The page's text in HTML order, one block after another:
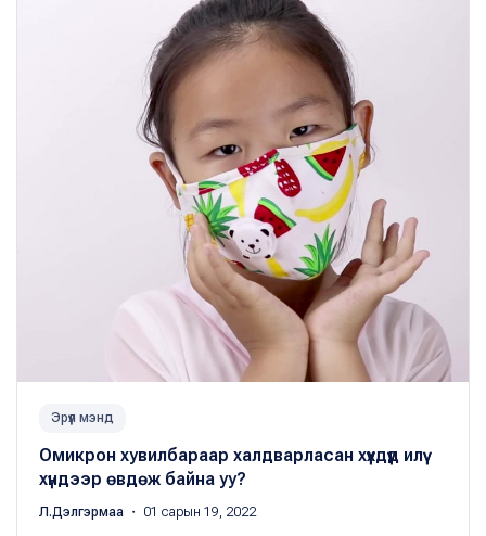
Эрүүл мэнд
Омикрон хувилбараар халдварласан хүүхдүүд илүү
хүндээр өвдөж байна уу?
Л.Дэлгэрмаа ・ 01 сарын 19, 2022